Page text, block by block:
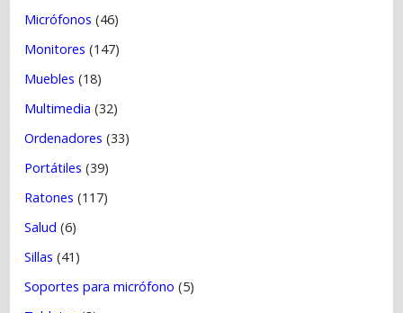
Micrófonos (46)
Monitores (147)
Muebles (18)
Multimedia (32)
Ordenadores (33)
Portátiles (39)
Ratones (117)
Salud (6)
Sillas (41)
Soportes para micrófono (5)